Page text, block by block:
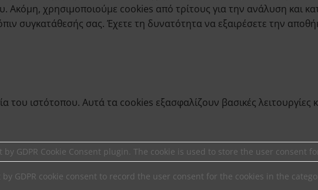
Ακόμη, χρησιμοποιούμε cookies από τρίτους για την ανάλυση και
συγκατάθεσής σας. Έχετε τη δυνατότητα να εξαιρέσετε την
του ιστότοπου. Αυτά τα cookies εξασφαλίζουν βασικές λειτουργίες
by GDPR Cookie Consent plugin. The cookie is used to store the user consent
by GDPR cookie consent to record the user consent for the cookies in the